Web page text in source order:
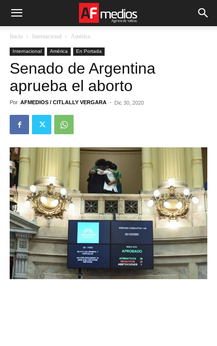
Inicio Internacional América
Internacional América En Portada
Senado de Argentina
aprueba el aborto
Por AFMEDIOS / CITLALLY VERGARA - Dic 30, 2020